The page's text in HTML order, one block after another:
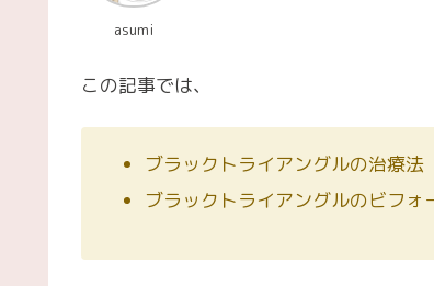
asumi
この記事では、
ブラックトライアングルの治療法
ブラックトライアングルのビフォ